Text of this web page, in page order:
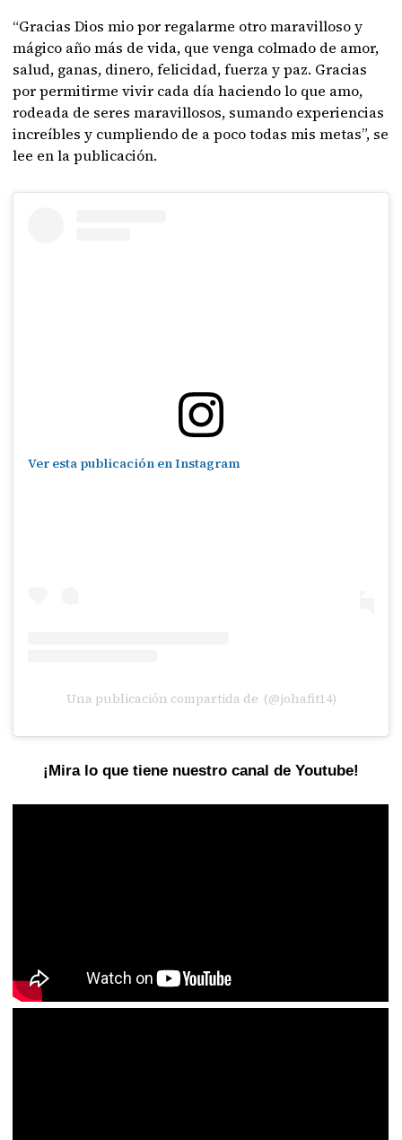
“Gracias Dios mio por regalarme otro maravilloso y
mágico año más de vida, que venga colmado de amor,
salud, ganas, dinero, felicidad, fuerza y paz. Gracias
por permitirme vivir cada día haciendo lo que amo,
rodeada de seres maravillosos, sumando experiencias
increíbles y cumpliendo de a poco todas mis metas”, se
lee en la publicación.
Ver esta publicación en Instagram
Una publicación compartida de (@johafit14)
¡Mira lo que tiene nuestro canal de Youtube!